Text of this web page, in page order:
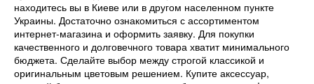
находитесь вы в Киеве или в другом населенном пункте
Украины. Достаточно ознакомиться с ассортиментом
интернет-магазина и оформить заявку. Для покупки
качественного и долговечного товара хватит минимального
бюджета. Сделайте выбор между строгой классикой и
оригинальным цветовым решением. Купите аксессуар,